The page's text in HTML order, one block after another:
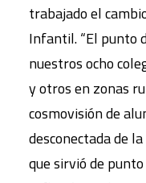
trabajado el
Infantil. “El punto
nuestros ocho
y otros en zonas
cosmovisión de
desconectada de
que sirvió de